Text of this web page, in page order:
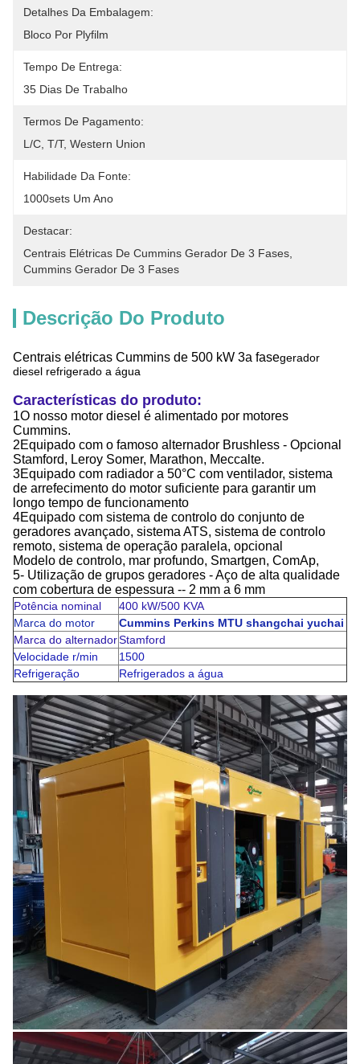
Detalhes Da Embalagem:
Bloco Por Plyfilm
Tempo De Entrega:
35 Dias De Trabalho
Termos De Pagamento:
L/C, T/T, Western Union
Habilidade Da Fonte:
1000sets Um Ano
Destacar:
Centrais Elétricas De Cummins Gerador De 3 Fases
Cummins Gerador De 3 Fases
Descrição Do Produto
Centrais elétricas Cummins de 500 kW 3a fasegerador
diesel refrigerado a água
Características do produto:
1O nosso motor diesel é alimentado por motores
Cummins.
2Equipado com o famoso alternador Brushless - Opcional
Stamford, Leroy Somer, Marathon, Meccalte.
3Equipado com radiador a 50°C com ventilador, sistema
de arrefecimento do motor suficiente para garantir um
longo tempo de funcionamento
4Equipado com sistema de controlo do conjunto de
geradores avançado, sistema ATS, sistema de controlo
remoto, sistema de operação paralela, opcional
Modelo de controlo, mar profundo, Smartgen, ComAp,
5- Utilização de grupos geradores - Aço de alta qualidade
com cobertura de espessura -- 2 mm a 6 mm
Potência nominal
400 kW/500 KVA
Marca do motor
Cummins Perkins MTU shangchai yuchai
Marca do alternadorStamford
Velocidade r/min
1500
Refrigeração
Refrigerados a água